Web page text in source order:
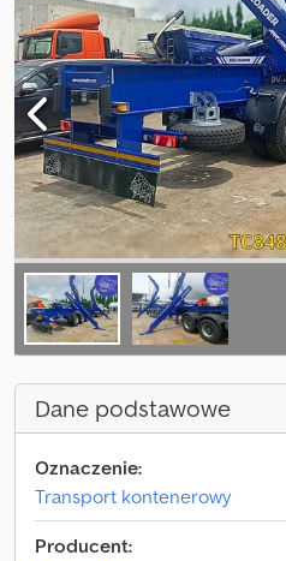
Dane podstawowe
Oznaczenie:
Transport kontenerowy
Producent: